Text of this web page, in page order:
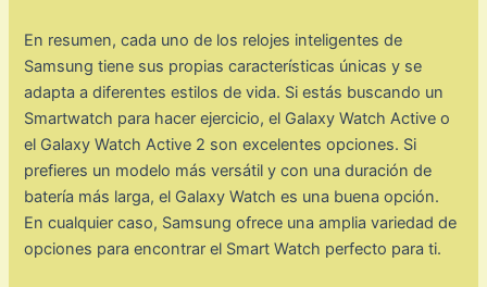
En resumen, cada uno de los relojes inteligentes de
Samsung tiene sus propias características únicas y se
adapta a diferentes estilos de vida. Si estás buscando un
Smartwatch para hacer ejercicio, el Galaxy Watch Active o
el Galaxy Watch Active 2 son excelentes opciones. Si
prefieres un modelo más versátil y con una duración de
batería más larga, el Galaxy Watch es una buena opción.
En cualquier caso, Samsung ofrece una amplia variedad de
opciones para encontrar el Smart Watch perfecto para ti.